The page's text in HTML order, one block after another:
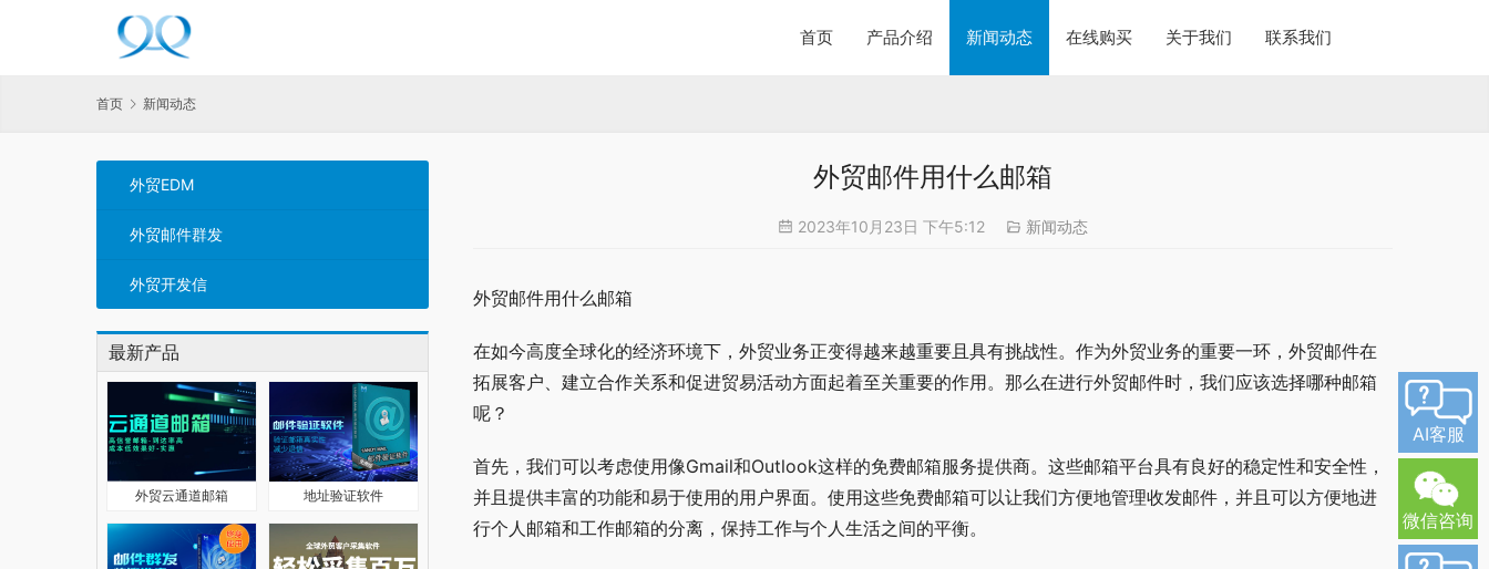
首页 产品介绍 新闻动态 在线购买 关于我们 联系我们
首页 新闻动态
外贸EDM
外贸邮件群发
外贸开发信
最新产品
外贸云通道邮箱 地址验证软件
外贸邮件用什么邮箱
2023年10月23日 下午5:12 新闻动态
外贸邮件用什么邮箱
在如今高度全球化的经济环境下，外贸业务正变得越来越重要且具有挑战性。作为外贸业务的重要一环，外贸邮件在
拓展客户、建立合作关系和促进贸易活动方面起着至关重要的作用。那么在进行外贸邮件时，我们应该选择哪种邮箱
呢？
首先，我们可以考虑使用像Gmail和Outlook这样的免费邮箱服务提供商。这些邮箱平台具有良好的稳定性和安全性，
并且提供丰富的功能和易于使用的用户界面。使用这些免费邮箱可以让我们方便地管理收发邮件，并且可以方便地进
行个人邮箱和工作邮箱的分离，保持工作与个人生活之间的平衡。
AI客服
微信咨询